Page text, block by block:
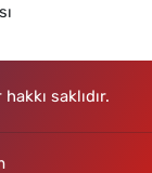
saklıdır.